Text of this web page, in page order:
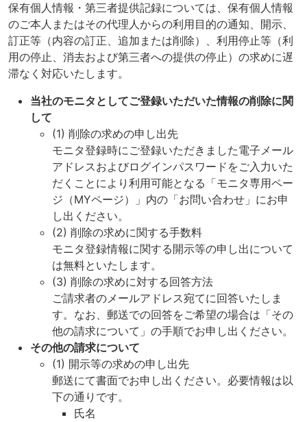
保有個人情報・第三者提供記録については、保有個人情報
のご本人またはその代理人からの利用目的の通知、開示、
訂正等（内容の訂正、追加または削除）、利用停止等（利
用の停止、消去および第三者への提供の停止）の求めに遅
滞なく対応いたします。
当社のモニタとしてご登録いただいた情報の削除に関
して
(1) 削除の求めの申し出先
モニタ登録時にご登録いただきました電子メール
アドレスおよびログインパスワードをご入力いた
だくことにより利用可能となる「モニタ専用ペー
ジ（MYページ）」内の「お問い合わせ」にお申
し出ください。
(2) 削除の求めに関する手数料
モニタ登録情報に関する開示等の申し出について
は無料といたします。
(3) 削除の求めに対する回答方法
ご請求者のメールアドレス宛てに回答いたしま
す。なお、郵送での回答をご希望の場合は「その
他の請求について」の手順でお申し出ください。
その他の請求について
(1) 開示等の求めの申し出先
郵送にて書面でお申し出ください。必要情報は以
下の通りです。
氏名